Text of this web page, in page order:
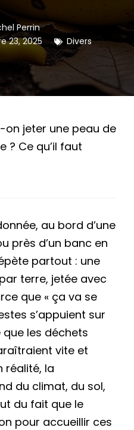
Perrin
23, 2025 Divers
on jeter une peau de
? Ce qu’il faut
au bord d’une
près d’un banc en
partout : une
terre, jetée avec
que « ça va se
s’appuient sur
les déchets
vite et
réalité, la
du climat, du sol,
du fait que le
pour accueillir ces